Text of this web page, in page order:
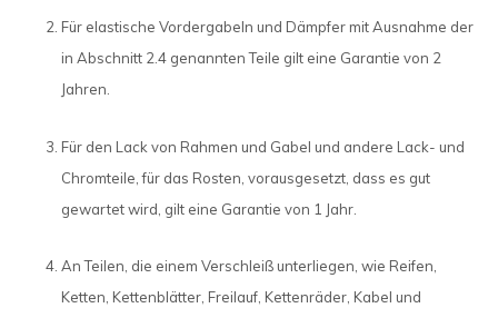
Für elastische Vordergabeln und Dämpfer mit Ausnahme der
in Abschnitt 2.4 genannten Teile gilt eine Garantie von 2
Jahren.
Für den Lack von Rahmen und Gabel und andere Lack- und
Chromteile, für das Rosten, vorausgesetzt, dass es gut
gewartet wird, gilt eine Garantie von 1 Jahr.
An Teilen, die einem Verschleiß unterliegen, wie Reifen,
Ketten, Kettenblätter, Freilauf, Kettenräder, Kabel und